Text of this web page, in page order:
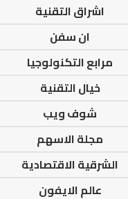
اشراق التقنية
ان سفن
مرابع التكنولوجيا
خيال التقنية
شوف ويب
مجلة الاسهم
الشرقية الاقتصادية
عالم الايفون